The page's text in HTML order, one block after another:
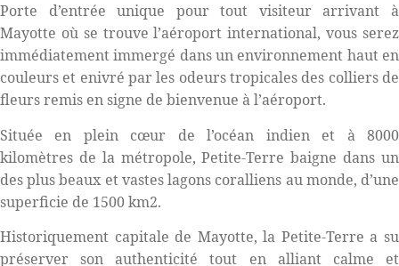
Porte d’entrée unique pour tout visiteur arrivant à
Mayotte où se trouve l’aéroport international, vous serez
immédiatement immergé dans un environnement haut en
couleurs et enivré par les odeurs tropicales des colliers de
fleurs remis en signe de bienvenue à l’aéroport.
Située en plein cœur de l’océan indien et à 8000
kilomètres de la métropole, Petite-Terre baigne dans un
des plus beaux et vastes lagons coralliens au monde, d’une
superficie de 1500 km2.
Historiquement capitale de Mayotte, la Petite-Terre a su
préserver son authenticité tout en alliant calme et